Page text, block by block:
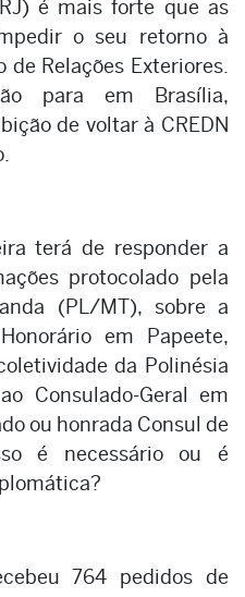
é mais forte que as
o seu retorno à
de Relações Exteriores.
para em Brasília,
de voltar à CREDN
terá de responder a
protocolado pela
(PL/MT), sobre a
em Papeete,
da Polinésia
Consulado-Geral em
ou honrada Consul de
é necessário ou é
764 pedidos de